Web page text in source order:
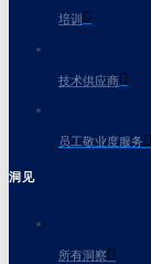
培训
技术供应商
员工敬业度服务
洞见
所有洞察